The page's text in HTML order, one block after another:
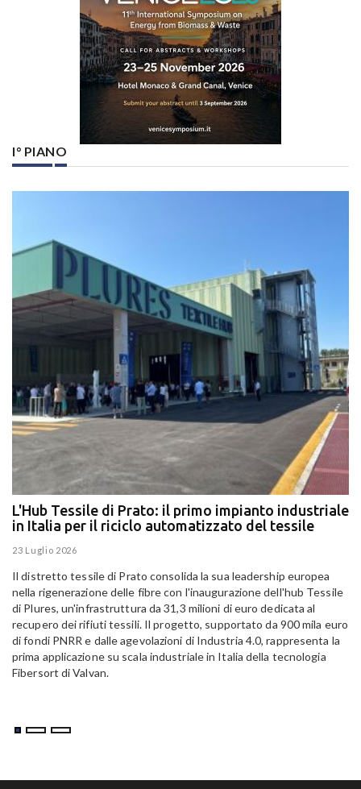
I° PIANO
L'Hub Tessile di Prato: il primo impianto industriale
in Italia per il riciclo automatizzato del tessile
23 Luglio 2026
Il distretto tessile di Prato consolida la sua leadership europea
nella rigenerazione delle fibre con l'inaugurazione dell'hub Tessile
di Plures, un'infrastruttura da 31,3 milioni di euro dedicata al
recupero dei rifiuti tessili. Il progetto, supportato da 900 mila euro
di fondi PNRR e dalle agevolazioni di Industria 4.0, rappresenta la
prima applicazione su scala industriale in Italia della tecnologia
Fibersort di Valvan.